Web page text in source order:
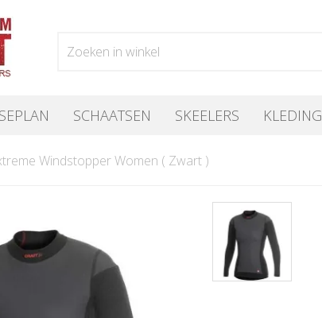
SCHAATSEN SKEELERS KLEDING
Windstopper Women ( Zwart )